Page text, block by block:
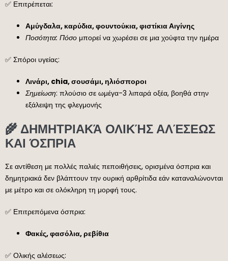
✅ Επιτρέπεται:
Αμύγδαλα, καρύδια, φουντούκια, φιστίκια Αιγίνης
Ποσότητα: Πόσο μπορεί να χωρέσει σε μια χούφτα την ημέρα
✅ Σπόροι υγείας:
Λινάρι, chia, σουσάμι, ηλιόσποροι
Σημείωση: πλούσιο σε ωμέγα-3 λιπαρά οξέα, βοηθά στην
εξάλειψη της φλεγμονής
🌾 ΔΗΜΗΤΡΙΑΚΆ ΟΛΙΚΉΣ ΑΛΈΣΕΩΣ
ΚΑΙ ΌΣΠΡΙΑ
Σε αντίθεση με πολλές παλιές πεποιθήσεις, ορισμένα όσπρια και
δημητριακά δεν βλάπτουν την ουρική αρθρίτιδα εάν καταναλώνονται
με μέτρο και σε ολόκληρη τη μορφή τους.
✅ Επιτρεπόμενα όσπρια:
Φακές, φασόλια, ρεβίθια
✅ Ολικής αλέσεως: